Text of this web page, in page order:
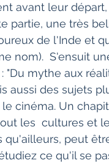
avant leur
partie, une très
de l'Inde et
nom).  S'ensuit
mythe aux
aussi des sujets
cinéma. Un
les  cultures et
qu'ailleurs, peut
ce qu'il se